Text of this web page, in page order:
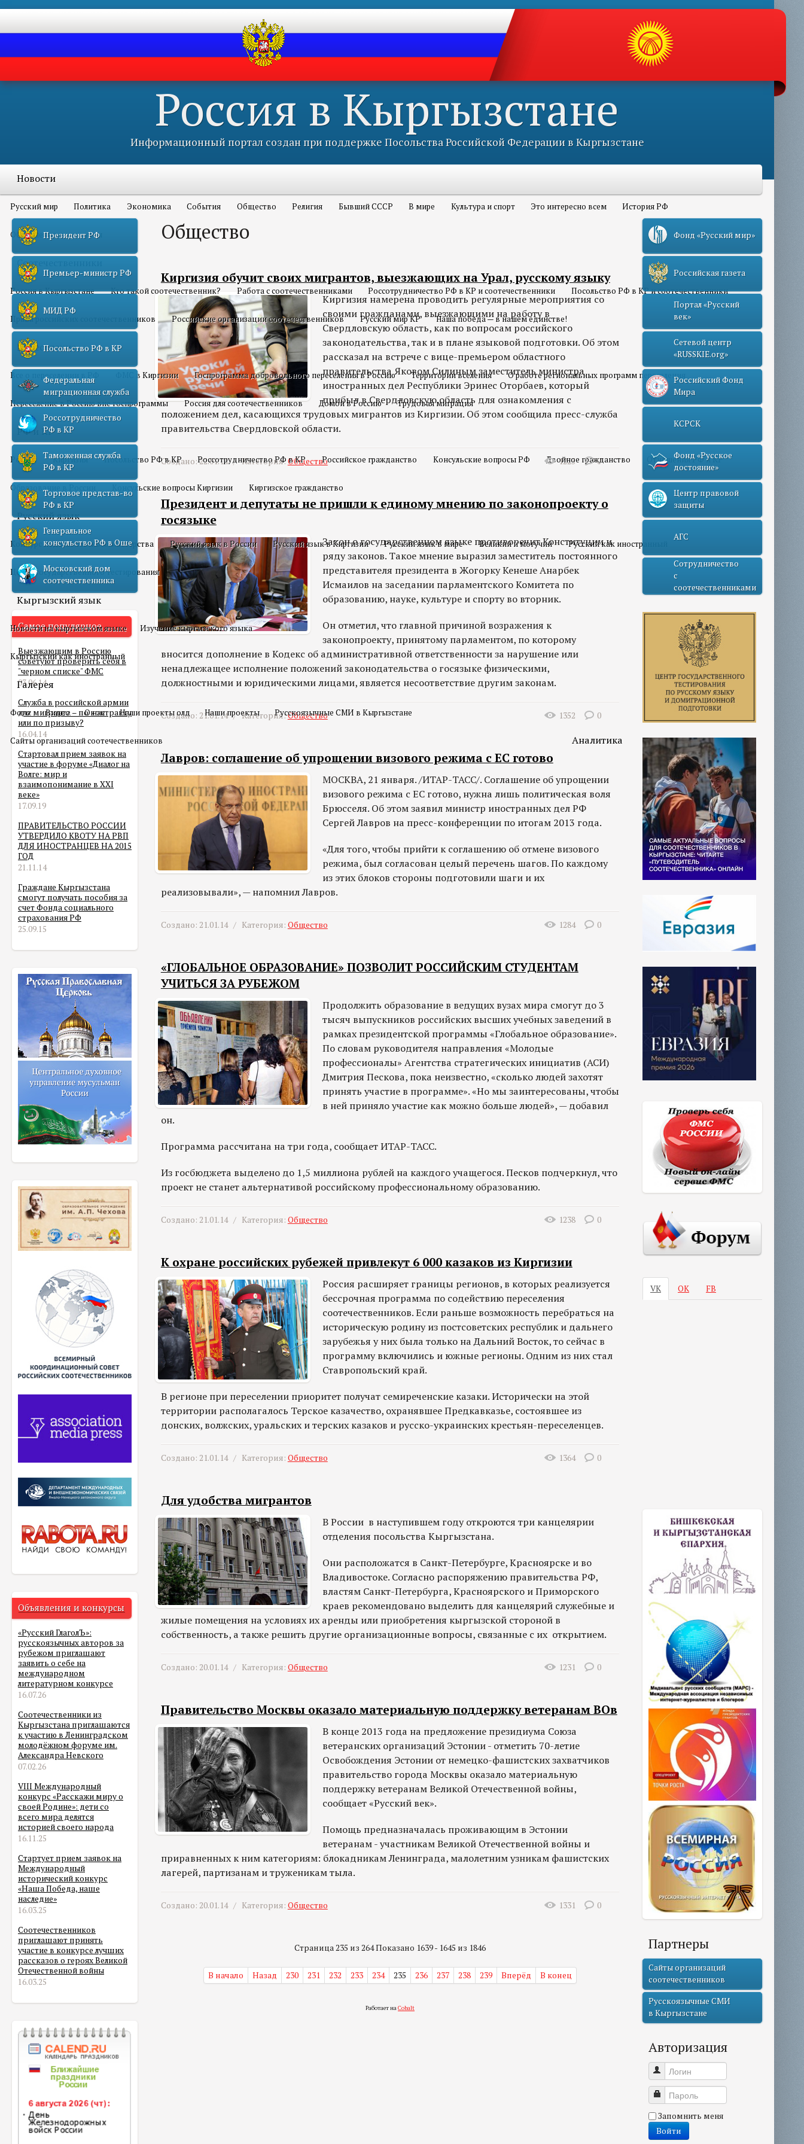
Россия в Кыргызстане
Информационный портал создан при поддержке Посольства Российской Федерации в Кыргызстане
Новости
Русский мир Политика Экономика События Общество Религия Бывший СССР В мире Культура и спорт Это интересно всем История РФ
Объявления и конкурсы
Соотечественники
Россия в Кыргызстане Кто такой соотечественник? Работа с соотечественниками Россотрудничество РФ в КР и соотечественники Посольство РФ в КР и соотечественники
Права российских соотечественников Российские организации соотечественников Русский мир КР Наша победа — в нашем единстве!
Переселение
Все о переселении в РФ ФМС в Киргизии Госпрограмма добровольного переселения в Россию Территории вселения О работе региональных программ переселения
Переселение в Россию вне госпрограммы Россия для соотечественников Домой в Россию Трудовая миграция
РФ и КР
Россия Киргизия Посольство РФ в КР Россотрудничество РФ в КР Российское гражданство Консульские вопросы РФ Двойное гражданство Отношения РФ и КР
Образование в России Консульские вопросы Киргизии Киргизское гражданство
Русский язык
Конкурс педагогического мастерства Русский язык в России Русский язык в Киргизии Русский язык в мире Великий и могучий Русский как иностранный
Центр государственного тестирования
Кыргызский язык
Новости на кыргызском языке Изучение кыргызского языка
Кыргызский как иностранный
Галерея
Фото Видео О нас Наши проекты олд Наши проекты Русскоязычные СМИ в Кыргызстане
Сайты организаций соотечественников Аналитика
Президент РФ
Премьер-министр РФ
МИД РФ
Посольство РФ в КР
Федеральная
миграционная служба
Россотрудничество
РФ в КР
Таможенная служба
РФ в КР
Торговое представ-во
РФ в КР
Генеральное
консульство РФ в Оше
Московский дом
соотечественника
Самое популярное
Выезжающим в Россию
советуют проверить себя в
"черном списке" ФМС
03.06.14
Служба в российской армии
для мигранта – по контракту
или по призыву?
16.04.14
Стартовал прием заявок на
участие в форуме «Диалог на
Волге: мир и
взаимопонимание в XXI
веке»
17.09.19
ПРАВИТЕЛЬСТВО РОССИИ
УТВЕРДИЛО КВОТУ НА РВП
ДЛЯ ИНОСТРАНЦЕВ НА 2015
ГОД
21.11.14
Граждане Кыргызстана
смогут получать пособия за
счет Фонда социального
страхования РФ
25.09.15
Объявления и конкурсы
«Русский ГлаголЪ»:
русскоязычных авторов за
рубежом приглашают
заявить о себе на
международном
литературном конкурсе
16.07.26
Соотечественники из
Кыргызстана приглашаются
к участию в Ленинградском
молодёжном форуме им.
Александра Невского
07.02.26
VIII Международный
конкурс «Расскажи миру о
своей Родине»: дети со
всего мира делятся
историей своего народа
16.11.25
Стартует прием заявок на
Международный
исторический конкурс
«Наша Победа, наше
наследие»
16.03.25
Соотечественников
приглашают принять
участие в конкурсе лучших
рассказов о героях Великой
Отечественной войны
16.03.25
Общество
Киргизия обучит своих мигрантов, выезжающих на Урал, русскому языку
Киргизия намерена проводить регулярные мероприятия со
своими гражданами, выезжающими на работу в
Свердловскую область, как по вопросам российского
законодательства, так и в плане языковой подготовки. Об этом
рассказал на встрече с вице-премьером областного
правительства Яковом Силиным заместитель министра
иностранных дел Республики Эринес Оторбаев, который
прибыл в Свердловскую область для ознакомления с
положением дел, касающихся трудовых мигрантов из Киргизии. Об этом сообщила пресс-служба
правительства Свердловской области.
Создано: 22.01.14 /Категория:Общество 1225 0
Президент и депутаты не пришли к единому мнению по законопроекту о
госязыке
Закон о государственном языке противоречит Конституции и
ряду законов. Такое мнение выразил заместитель постоянного
представителя президента в Жогорку Кенеше Анарбек
Исмаилов на заседании парламентского Комитета по
образованию, науке, культуре и спорту во вторник.
Он отметил, что главной причиной возражения к
законопроекту, принятому парламентом, по которому
вносится дополнение в Кодекс об административной ответственности за нарушение или
ненадлежащее исполнение положений законодательства о госязыке физическими,
должностными и юридическими лицами, является несоответствие другим законам.
Создано: 21.01.14 /Категория:Общество 1352 0
Лавров: соглашение об упрощении визового режима с ЕС готово
МОСКВА, 21 января. /ИТАР-ТАСС/. Соглашение об упрощении
визового режима с ЕС готово, нужна лишь политическая воля
Брюсселя. Об этом заявил министр иностранных дел РФ
Сергей Лавров на пресс-конференции по итогам 2013 года.
«Для того, чтобы прийти к соглашению об отмене визового
режима, был согласован целый перечень шагов. По каждому
из этих блоков стороны подготовили шаги и их
реализовывали», — напомнил Лавров.
Создано: 21.01.14 / Категория: Общество 1284 0
«ГЛОБАЛЬНОЕ ОБРАЗОВАНИЕ» ПОЗВОЛИТ РОССИЙСКИМ СТУДЕНТАМ
УЧИТЬСЯ ЗА РУБЕЖОМ
Продолжить образование в ведущих вузах мира смогут до 3
тысяч выпускников российских высших учебных заведений в
рамках президентской программы «Глобальное образование».
По словам руководителя направления «Молодые
профессионалы» Агентства стратегических инициатив (АСИ)
Дмитрия Пескова, пока неизвестно, «сколько людей захотят
принять участие в программе». «Но мы заинтересованы, чтобы
в ней приняло участие как можно больше людей», — добавил
он.
Программа рассчитана на три года, сообщает ИТАР-ТАСС.
Из госбюджета выделено до 1,5 миллиона рублей на каждого учащегося. Песков подчеркнул, что
проект не станет альтернативой российскому профессиональному образованию.
Создано: 21.01.14 / Категория: Общество 1238 0
К охране российских рубежей привлекут 6 000 казаков из Киргизии
Россия расширяет границы регионов, в которых реализуется
бессрочная программа по содействию переселения
соотечественников. Если раньше возможность перебраться на
историческую родину из постсоветских республик и дальнего
зарубежья у них была только на Дальний Восток, то сейчас в
программу включились и южные регионы. Одним из них стал
Ставропольский край.
В регионе при переселении приоритет получат семиреченские казаки. Исторически на этой
территории располагалось Терское казачество, охранявшее Предкавказье, состоявшее из
донских, волжских, уральских и терских казаков и русско-украинских крестьян-переселенцев.
Создано: 21.01.14 / Категория: Общество 1364 0
Для удобства мигрантов
В России в наступившем году откроются три канцелярии
отделения посольства Кыргызстана.
Они расположатся в Санкт-Петербурге, Красноярске и во
Владивостоке. Согласно распоряжению правительства РФ,
властям Санкт-Петербурга, Красноярского и Приморского
краев рекомендовано выделить для канцелярий служебные и
жилые помещения на условиях их аренды или приобретения кыргызской стороной в
собственность, а также решить другие организационные вопросы, связанные с их открытием.
Создано: 20.01.14 / Категория: Общество 1231 0
Правительство Москвы оказало материальную поддержку ветеранам ВОв
В конце 2013 года на предложение президиума Союза
ветеранских организаций Эстонии - отметить 70-летие
Освобождения Эстонии от немецко-фашистских захватчиков
правительство города Москвы оказало материальную
поддержку ветеранам Великой Отечественной войны,
сообщает «Русский век».
Помощь предназначалась проживающим в Эстонии
ветеранам - участникам Великой Отечественной войны и
приравненных к ним категориям: блокадникам Ленинграда, малолетним узникам фашистских
лагерей, партизанам и труженикам тыла.
Создано: 20.01.14 / Категория: Общество 1331 0
Страница 235 из 264 Показано 1639 - 1645 из 1846
В начало Назад 230 231 232 233 234 235 236 237 238 239 Вперёд В конец
Работает наCobalt
Фонд «Русский мир»
Российская газета
Портал «Русский
век»
Сетевой центр
«RUSSKIE.org»
Российский Фонд
Мира
КСРСК
Фонд «Русское
достояние»
Центр правовой
защиты
АГС
Сотрудничество
с
соотечественниками
VK ОК FB
Партнеры
Сайты организаций
соотечественников
Русскоязычные СМИ
в Кыргызстане
Авторизация
Логин
Пароль
Запомнить меня
Войти